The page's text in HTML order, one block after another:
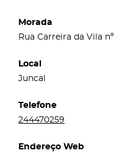
Morada
Rua Carreira da Vila
Local
Juncal
Telefone
244470259
Endereço Web